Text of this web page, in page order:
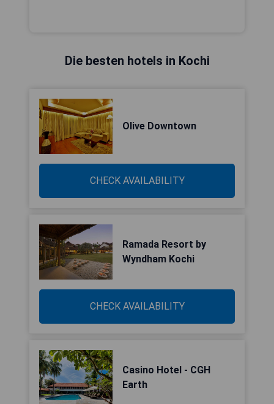
Die besten hotels in Kochi
Olive Downtown
CHECK AVAILABILITY
Ramada Resort by
Wyndham Kochi
CHECK AVAILABILITY
Casino Hotel - CGH
Earth